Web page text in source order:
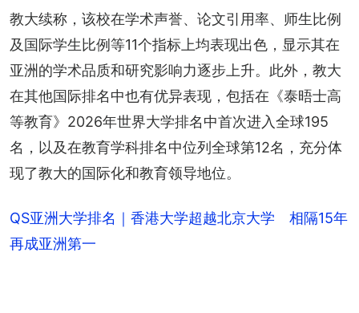
教大续称，该校在学术声誉、论文引用率、师生比例
及国际学生比例等11个指标上均表现出色，显示其在
亚洲的学术品质和研究影响力逐步上升。此外，教大
在其他国际排名中也有优异表现，包括在《泰晤士高
等教育》2026年世界大学排名中首次进入全球195
名，以及在教育学科排名中位列全球第12名，充分体
现了教大的国际化和教育领导地位。
QS亚洲大学排名｜香港大学超越北京大学 相隔15年
再成亚洲第一